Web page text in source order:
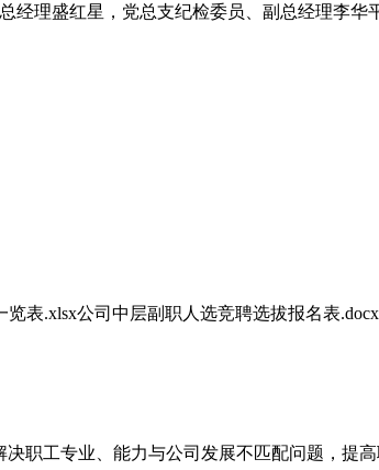
理盛红星，党总支纪检委员、副总经理李华
表.xlsx公司中层副职人选竞聘选拔报名表.docx
职工专业、能力与公司发展不匹配问题，提